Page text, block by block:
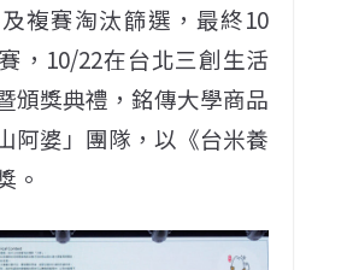
複賽淘汰篩選，最終10
，10/22在台北三創生活
頒獎典禮，銘傳大學商品
阿婆」團隊，以《台米養
。